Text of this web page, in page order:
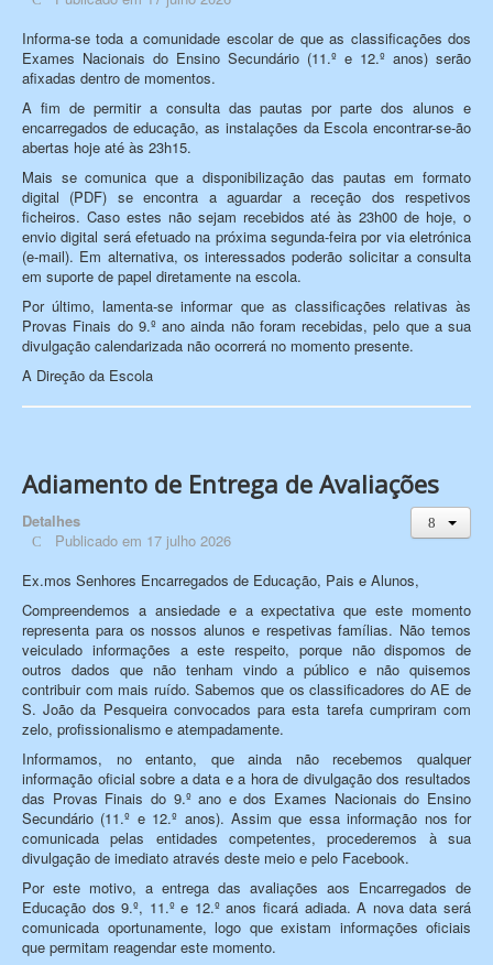
Informa-se toda a comunidade escolar de que as classificações dos
Exames Nacionais do Ensino Secundário (11.º e 12.º anos) serão
afixadas dentro de momentos.
A fim de permitir a consulta das pautas por parte dos alunos e
encarregados de educação, as instalações da Escola encontrar-se-ão
abertas hoje até às 23h15.
Mais se comunica que a disponibilização das pautas em formato
digital (PDF) se encontra a aguardar a receção dos respetivos
ficheiros. Caso estes não sejam recebidos até às 23h00 de hoje, o
envio digital será efetuado na próxima segunda-feira por via eletrónica
(e-mail). Em alternativa, os interessados poderão solicitar a consulta
em suporte de papel diretamente na escola.
Por último, lamenta-se informar que as classificações relativas às
Provas Finais do 9.º ano ainda não foram recebidas, pelo que a sua
divulgação calendarizada não ocorrerá no momento presente.
A Direção da Escola
Adiamento de Entrega de Avaliações
Detalhes
Publicado em 17 julho 2026
Ex.mos Senhores Encarregados de Educação, Pais e Alunos,
Compreendemos a ansiedade e a expectativa que este momento
representa para os nossos alunos e respetivas famílias. Não temos
veiculado informações a este respeito, porque não dispomos de
outros dados que não tenham vindo a público e não quisemos
contribuir com mais ruído. Sabemos que os classificadores do AE de
S. João da Pesqueira convocados para esta tarefa cumpriram com
zelo, profissionalismo e atempadamente.
Informamos, no entanto, que ainda não recebemos qualquer
informação oficial sobre a data e a hora de divulgação dos resultados
das Provas Finais do 9.º ano e dos Exames Nacionais do Ensino
Secundário (11.º e 12.º anos). Assim que essa informação nos for
comunicada pelas entidades competentes, procederemos à sua
divulgação de imediato através deste meio e pelo Facebook.
Por este motivo, a entrega das avaliações aos Encarregados de
Educação dos 9.º, 11.º e 12.º anos ficará adiada. A nova data será
comunicada oportunamente, logo que existam informações oficiais
que permitam reagendar este momento.